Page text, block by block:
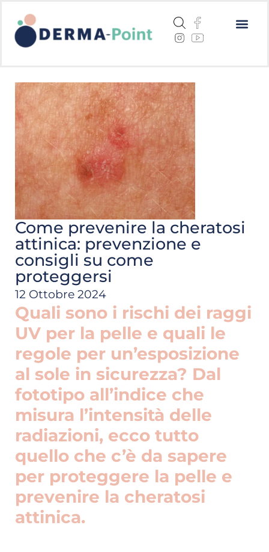
Come prevenire la cheratosi
attinica: prevenzione e
consigli su come
proteggersi
12 Ottobre 2024
Quali sono i rischi dei raggi
UV per la pelle e quali le
regole per un’esposizione
al sole in sicurezza? Dal
fototipo all’indice che
misura l’intensità delle
radiazioni, ecco tutto
quello che c’è da sapere
per proteggere la pelle e
prevenire la cheratosi
attinica.